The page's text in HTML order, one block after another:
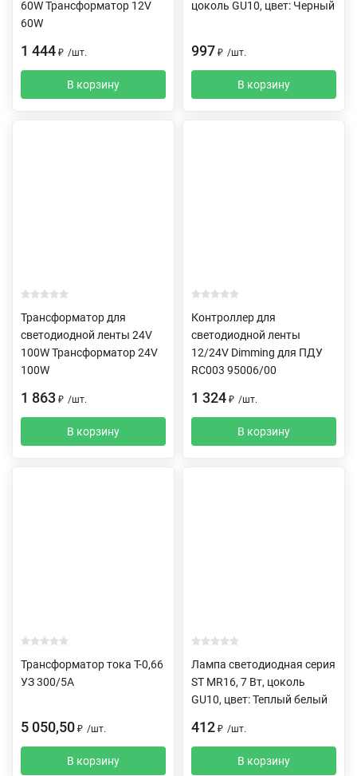
60W Трансформатор 12V
60W
1 444 ₽ /шт.
В корзину
цоколь GU10, цвет: Черный
997 ₽ /шт.
В корзину
Трансформатор для
светодиодной ленты 24V
100W Трансформатор 24V
100W
1 863 ₽ /шт.
В корзину
Контроллер для
светодиодной ленты
12/24V Dimming для ПДУ
RC003 95006/00
1 324 ₽ /шт.
В корзину
Трансформатор тока Т-0,66
УЗ 300/5А
5 050,50 ₽ /шт.
В корзину
Лампа светодиодная серия
ST MR16, 7 Вт, цоколь
GU10, цвет: Теплый белый
412 ₽ /шт.
В корзину